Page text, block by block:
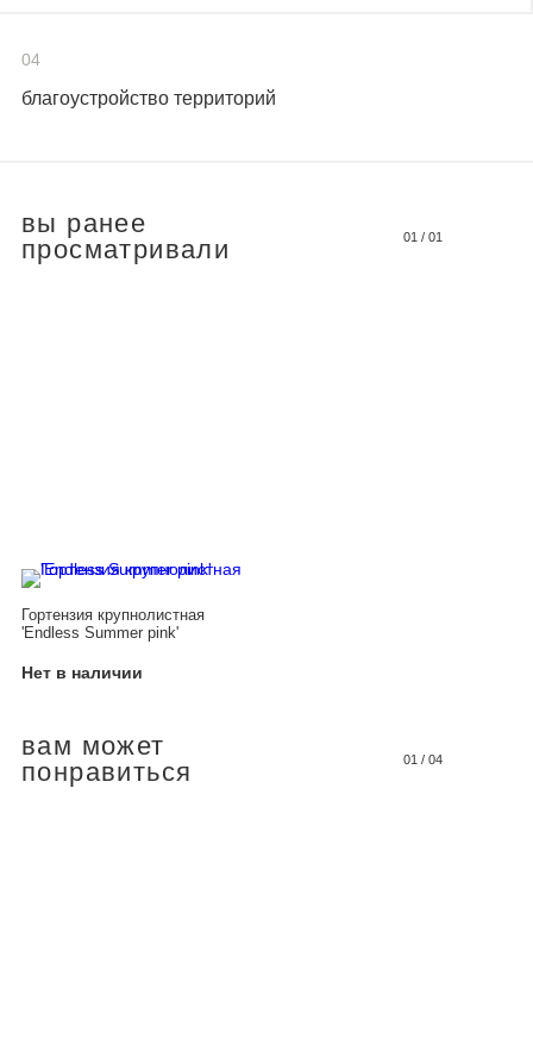
04
благоустройство территорий
вы ранее
просматривали
01 / 01
Гортензия крупнолистная
'Endless Summer pink'
Нет в наличии
вам может
понравиться
01 / 04